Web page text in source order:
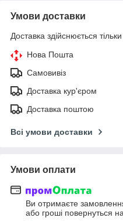
Умови доставки
Доставка здійснюється
Нова Пошта
Самовивіз
Доставка кур'єром
Доставка поштою
Всі умови доставки
Умови оплати
Ви отримаєте
або гроші повернуться